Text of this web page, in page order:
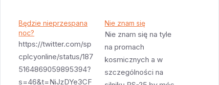
Będzie nieprzespana
noc?
https://twitter.com/sp
cplcyonline/status/187
5164869059895394?
s=46&t=NiJzDYe3CF
Nie znam się
Nie znam się na tyle
na promach
kosmicznych a w
szczególności na